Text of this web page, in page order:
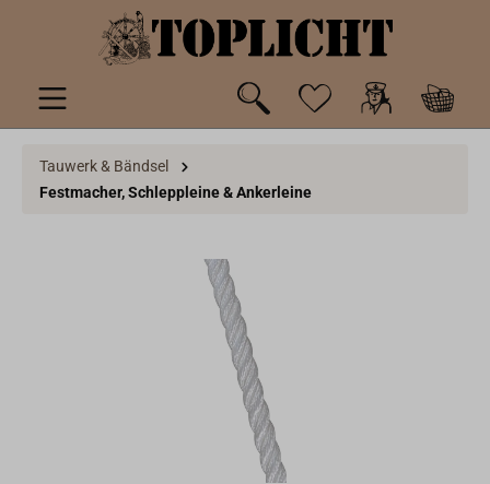
springen
Tauwerk & Bändsel
Festmacher, Schleppleine & Ankerleine